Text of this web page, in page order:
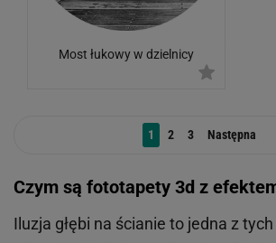
Most łukowy w dzielnicy
1 2 3 Następna
Czym są fototapety 3d z
Iluzja głębi na ścianie to jedna z